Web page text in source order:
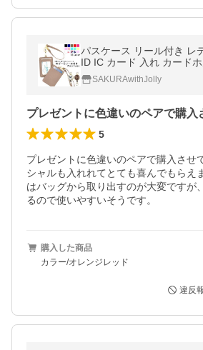
パスケース リール付き レ
ID IC カード 入れ カードホ
トラップ カードケース 高
イニシャル シール
SAKURAwithJolly
5
プレゼントに色違いのペアで購入させ
シャルも入れれてとても喜んでもらえ
はバッグから取り出すのが大変ですが
るので使いやすいそうです。
購入した商品
カラー/オレンジレッド
違反